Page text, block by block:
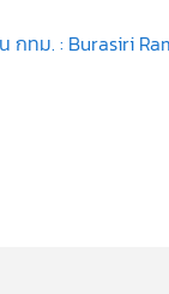
กทม. : Burasiri